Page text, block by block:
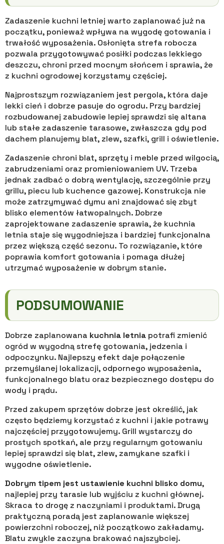
Zadaszenie kuchni letniej warto zaplanować już na
początku, ponieważ wpływa na wygodę gotowania i
trwałość wyposażenia. Osłonięta strefa robocza
pozwala przygotowywać posiłki podczas lekkiego
deszczu, chroni przed mocnym słońcem i sprawia, że
z kuchni ogrodowej korzystamy częściej.
Najprostszym rozwiązaniem jest pergola, która daje
lekki cień i dobrze pasuje do ogrodu. Przy bardziej
rozbudowanej zabudowie lepiej sprawdzi się altana
lub stałe zadaszenie tarasowe, zwłaszcza gdy pod
dachem planujemy blat, zlew, szafki, grill i oświetlenie.
Zadaszenie chroni blat, sprzęty i meble przed wilgocią,
zabrudzeniami oraz promieniowaniem UV. Trzeba
jednak zadbać o dobrą wentylację, szczególnie przy
grillu, piecu lub kuchence gazowej. Konstrukcja nie
może zatrzymywać dymu ani znajdować się zbyt
blisko elementów łatwopalnych. Dobrze
zaprojektowane zadaszenie sprawia, że kuchnia
letnia staje się wygodniejsza i bardziej funkcjonalna
przez większą część sezonu. To rozwiązanie, które
poprawia komfort gotowania i pomaga dłużej
utrzymać wyposażenie w dobrym stanie.
PODSUMOWANIE
Dobrze zaplanowana kuchnia letnia potrafi zmienić
ogród w wygodną strefę gotowania, jedzenia i
odpoczynku. Najlepszy efekt daje połączenie
przemyślanej lokalizacji, odpornego wyposażenia,
funkcjonalnego blatu oraz bezpiecznego dostępu do
wody i prądu.
Przed zakupem sprzętów dobrze jest określić, jak
często będziemy korzystać z kuchni i jakie potrawy
najczęściej przygotowujemy. Grill wystarczy do
prostych spotkań, ale przy regularnym gotowaniu
lepiej sprawdzi się blat, zlew, zamykane szafki i
wygodne oświetlenie.
Dobrym tipem jest ustawienie kuchni blisko domu,
najlepiej przy tarasie lub wyjściu z kuchni głównej.
Skraca to drogę z naczyniami i produktami. Drugą
praktyczną poradą jest zaplanowanie większej
powierzchni roboczej, niż początkowo zakładamy.
Blatu zwykle zaczyna brakować najszybciej.